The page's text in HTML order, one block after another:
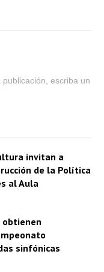
escriba un
invitan a
de la Política
al Aula
obtienen
sinfónicas